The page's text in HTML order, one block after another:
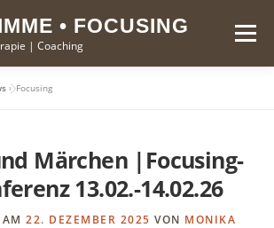
• FOCUSING
| Coaching
Menü
THEATERTHERAPIE
»Focusing
Märchen |Focusing-
13.02.-14.02.26
22. DEZEMBER 2025 VON MONIKA